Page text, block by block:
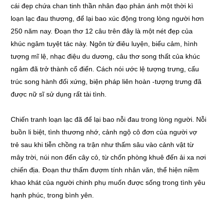
cái đẹp chứa chan tinh thần nhân đạo phản ánh một thời kì
loạn lạc đau thương, để lại bao xúc động trong lòng người hơn
250 năm nay. Đoạn thơ 12 câu trên đây là một nét đẹp của
khúc ngâm tuyệt tác này. Ngôn từ điêu luyện, biểu cảm, hình
tượng mĩ lệ, nhạc điệu du dương, câu thơ song thất của khúc
ngâm đã trở thành cổ điển. Cách nói ước lệ tượng trưng, cấu
trúc song hành đối xứng, biện pháp liên hoàn -tượng trưng đã
được nữ sĩ sử dụng rất tài tình.
Chiến tranh loạn lạc đã để lại bao nỗi đau trong lòng người. Nỗi
buồn li biệt, tình thương nhớ, cảnh ngộ cô đơn của người vợ
trẻ sau khi tiễn chồng ra trận như thấm sâu vào cảnh vật từ
mây trời, núi non đến cây cỏ, từ chốn phòng khuê đến ải xa nơi
chiến địa. Đoạn thư thấm đượm tính nhân văn, thể hiện niềm
khao khát của người chinh phụ muốn được sống trong tình yêu
hạnh phúc, trong bình yên.